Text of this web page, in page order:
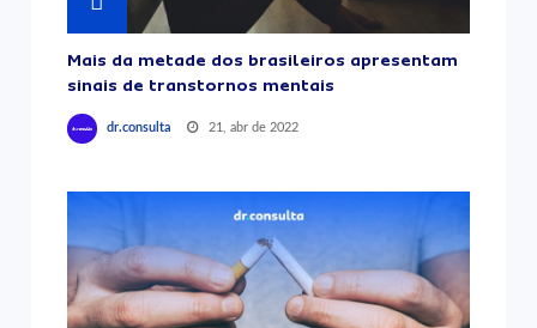
Mais da metade dos brasileiros apresentam
sinais de transtornos mentais
dr.consulta 21, abr de 2022